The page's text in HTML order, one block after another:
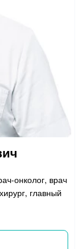
онколог, врач
главный